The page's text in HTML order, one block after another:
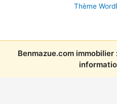
Thème
Benmazue.com